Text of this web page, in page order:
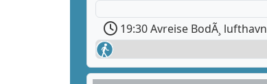
19:30 Avreise BodÃ¸ lufthavn